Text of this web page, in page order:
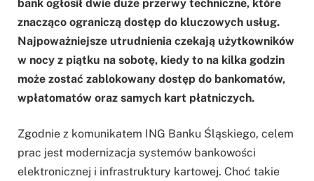
bank ogłosił dwie duże przerwy techniczne, które
znacząco ograniczą dostęp do kluczowych usług.
Najpoważniejsze utrudnienia czekają użytkowników
w nocy z piątku na sobotę, kiedy to na kilka godzin
może zostać zablokowany dostęp do bankomatów,
wpłatomatów oraz samych kart płatniczych.
Zgodnie z komunikatem ING Banku Śląskiego, celem
prac jest modernizacja systemów bankowości
elektronicznej i infrastruktury kartowej. Choć takie